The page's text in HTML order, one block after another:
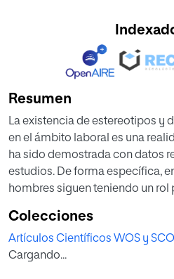
Resumen
La existencia de estereotipos y
en el ámbito laboral es una
ha sido demostrada con datos
estudios. De forma específica,
hombres siguen teniendo un rol
comparación con otras
la traducción finan-ciera
fundamental en este ámbito y
Colecciones
Artículos Científicos WOS y
Cargando...